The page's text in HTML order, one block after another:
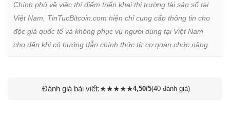
Chính phủ về việc thí điểm triển khai thị trường tài sản số tại
Việt Nam, TinTucBitcoin.com hiện chỉ cung cấp thông tin cho
độc giả quốc tế và không phục vụ người dùng tại Việt Nam
cho đến khi có hướng dẫn chính thức từ cơ quan chức năng.
Đánh giá bài viết:★★★★★4,50/5(40 đánh giá)